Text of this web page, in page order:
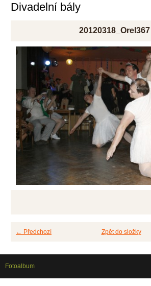
Divadelní bály
20120318_Orel367
← Předchozí Zpět do složky
Fotoalbum